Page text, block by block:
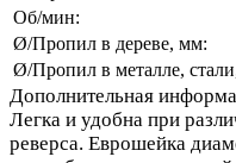
Об/мин:
Ø/Пропил в дереве, мм:
Ø/Пропил в металле,
Дополнительная
Легка и удобна при
реверса. Еврошейка